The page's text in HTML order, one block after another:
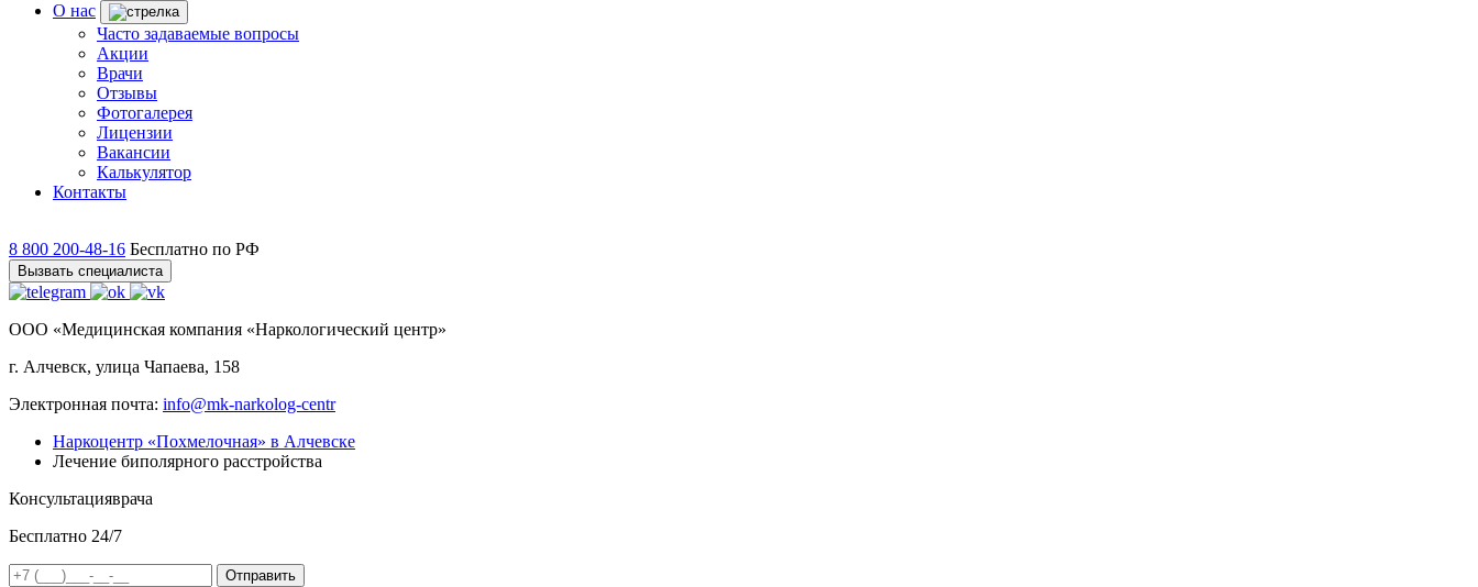
О нас
Часто задаваемые вопросы
Акции
Врачи
Отзывы
Фотогалерея
Лицензии
Вакансии
Калькулятор
Контакты
8 800 200-48-16 Бесплатно по РФ
Вызвать специалиста
ООО «Медицинская компания «Наркологический центр»
г. Алчевск, улица Чапаева, 158
Электронная почта: info@mk-narkolog-centr
Наркоцентр «Похмелочная» в Алчевске
Лечение биполярного расстройства
Консультацияврача
Бесплатно 24/7
Отправить